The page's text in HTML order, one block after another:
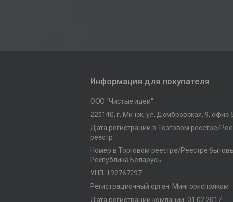
Информация для покупателя
ООО "Чистые идеи"
220140, г. Минск, ул. Домбровская, 9, офис
Дата регистрации в Торговом реестре/
реестр
Номер в Торговом реестре/Реестре
Республика Беларусь
УНП: 192767297
Регистрационный орган: Мингорисполком
Дата регистрации компании: 01.02.2017